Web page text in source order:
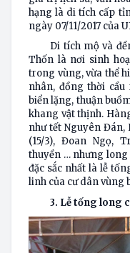
hạng là di tích cấp
ngày 07/11/2017 của
Di tích mộ và
Thốn là nơi sinh
trong vùng, vừa thể
nhân, đồng thời
biển lặng, thuận
khang vật thịnh.
như tết Nguyên Đán,
(15/3), Đoan Ngọ,
thuyền … nhưng long
đặc sắc nhất là lễ
linh của cư dân vùng
3. Lễ tống long